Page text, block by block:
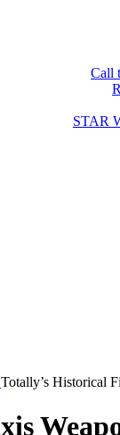
Call
STAR
Totally’s Historical